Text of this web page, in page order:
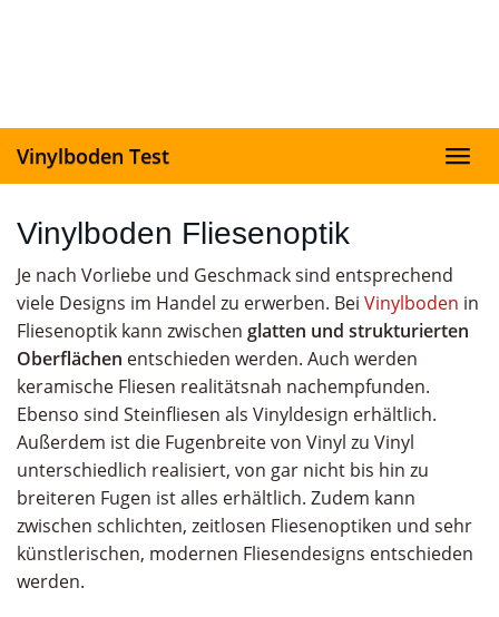
Vinylboden Test
Vinylboden Fliesenoptik
Je nach Vorliebe und Geschmack sind entsprechend
viele Designs im Handel zu erwerben. Bei Vinylboden in
Fliesenoptik kann zwischen glatten und strukturierten
Oberflächen entschieden werden. Auch werden
keramische Fliesen realitätsnah nachempfunden.
Ebenso sind Steinfliesen als Vinyldesign erhältlich.
Außerdem ist die Fugenbreite von Vinyl zu Vinyl
unterschiedlich realisiert, von gar nicht bis hin zu
breiteren Fugen ist alles erhältlich. Zudem kann
zwischen schlichten, zeitlosen Fliesenoptiken und sehr
künstlerischen, modernen Fliesendesigns entschieden
werden.